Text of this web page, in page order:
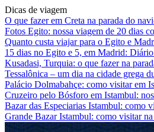
Dicas de viagem
O que fazer em Creta na parada do
Fotos Egito: nossa viagem de 20 dias
Quanto custa viajar para o Egito e
15 dias no Egito e 5, em Madrid:
Kusadasi, Turquia: o que fazer na
Tessalônica – um dia na cidade grega
Palácio Dolmabahçe: como visitar em
Cruzeiro pelo Bósforo em Istambul:
Bazar das Especiarias Istambul: como
Grande Bazar Istambul: como visitar